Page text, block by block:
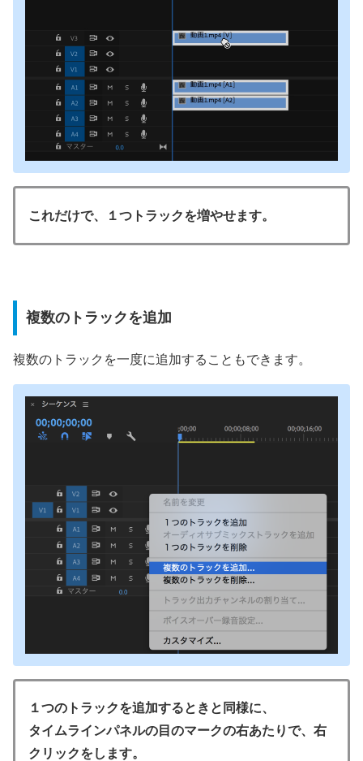
これだけで、１つトラックを増やせます。
複数のトラックを追加
複数のトラックを一度に追加することもできます。
１つのトラックを追加するときと同様に、
タイムラインパネルの目のマークの右あたりで、右
クリックをします。